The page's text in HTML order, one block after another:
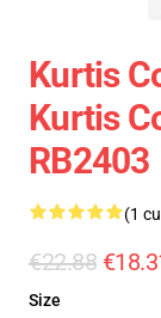
Kurtis
Kurtis
RB2403
(1
€22.88
Size